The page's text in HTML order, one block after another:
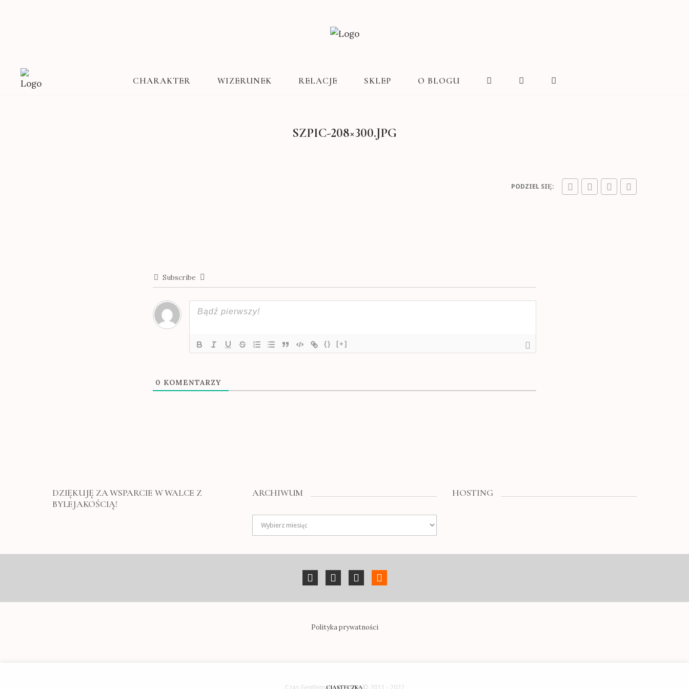
CHARAKTER WIZERUNEK RELACJE SKLEP O BLOGU
SZPIC-208×300.JPG
PODZIEL SIĘ:
Subscribe
{} [+]
0 KOMENTARZY
DZIĘKUJĘ ZA WSPARCIE W WALCE Z
BYLEJAKOŚCIĄ!
ARCHIWUM
Archiwum
HOSTING
Polityka prywatności
Czas Gentlemanów - blog © 2011 - 2022
CIASTECZKA